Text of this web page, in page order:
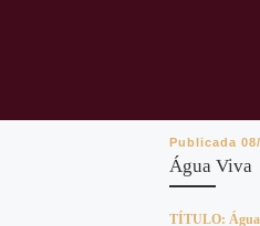
Publicada
Água Viva
TÍTULO: